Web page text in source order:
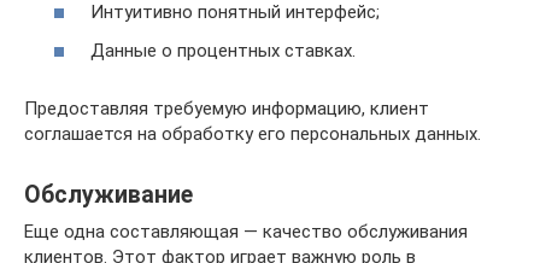
Интуитивно понятный интерфейс;
Данные о процентных ставках.
Предоставляя требуемую информацию, клиент
соглашается на обработку его персональных данных.
Обслуживание
Еще одна составляющая — качество обслуживания
клиентов. Этот фактор играет важную роль в